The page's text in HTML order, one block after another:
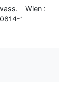
Wien :
1